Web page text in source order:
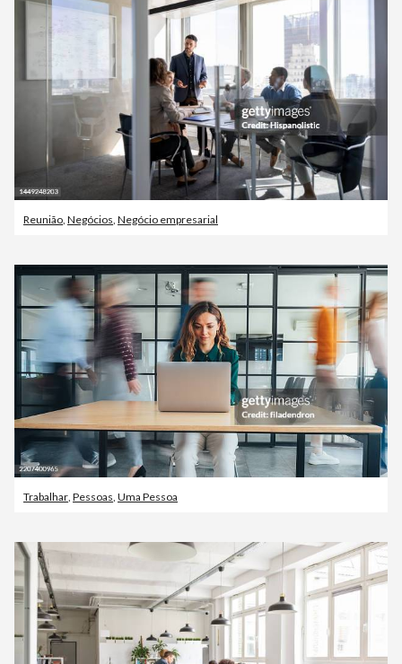
Reunião, Negócios, Negócio empresarial
Trabalhar, Pessoas, Uma Pessoa